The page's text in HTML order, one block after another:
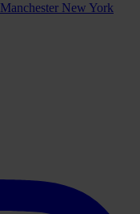
Manchester New York